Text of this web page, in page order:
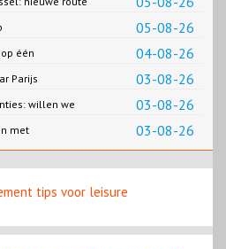
05-08-26
04-08-26
één
03-08-26
Parijs
03-08-26
willen we
03-08-26
met
tips voor leisure